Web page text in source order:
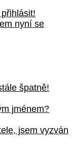
nyní se
špatně!
jménem?
jsem vyzván